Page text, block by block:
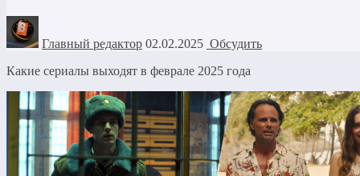
Главный редактор 02.02.2025 Обсудить
Какие сериалы выходят в феврале 2025 года